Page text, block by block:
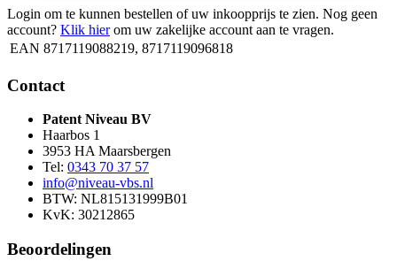
Login om te kunnen bestellen of uw inkoopprijs te zien. Nog geen
account? Klik hierom uw zakelijke account aan te vragen.
EAN 8717119088219, 8717119096818
Contact
Patent Niveau BV
Haarbos 1
3953 HA Maarsbergen
Tel: 0343 70 37 57
info@niveau-vbs.nl
BTW: NL815131999B01
KvK: 30212865
Beoordelingen